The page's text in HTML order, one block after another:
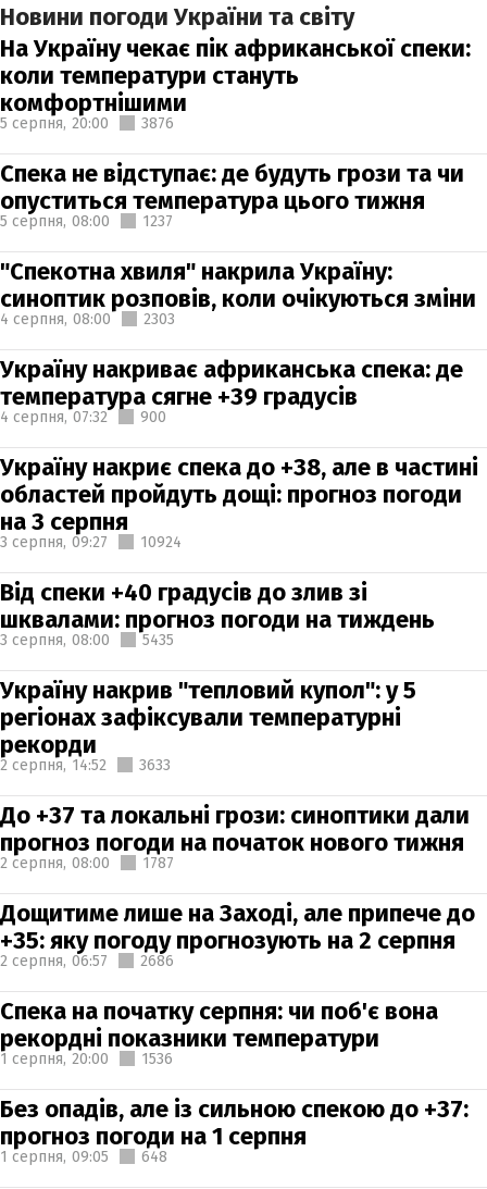
Новини погоди України та світу
На Україну чекає пік африканської спеки:
коли температури стануть
комфортнішими
5 серпня, 20:00 3876
Спека не відступає: де будуть грози та чи
опуститься температура цього тижня
5 серпня, 08:00 1237
"Спекотна хвиля" накрила Україну:
синоптик розповів, коли очікуються зміни
4 серпня, 08:00 2303
Україну накриває африканська спека: де
температура сягне +39 градусів
4 серпня, 07:32 900
Україну накриє спека до +38, але в частині
областей пройдуть дощі: прогноз погоди
на 3 серпня
3 серпня, 09:27 10924
Від спеки +40 градусів до злив зі
шквалами: прогноз погоди на тиждень
3 серпня, 08:00 5435
Україну накрив "тепловий купол": у 5
регіонах зафіксували температурні
рекорди
2 серпня, 14:52 3633
До +37 та локальні грози: синоптики дали
прогноз погоди на початок нового тижня
2 серпня, 08:00 1787
Дощитиме лише на Заході, але припече до
+35: яку погоду прогнозують на 2 серпня
2 серпня, 06:57 2686
Спека на початку серпня: чи поб'є вона
рекордні показники температури
1 серпня, 20:00 1536
Без опадів, але із сильною спекою до +37:
прогноз погоди на 1 серпня
1 серпня, 09:05 648